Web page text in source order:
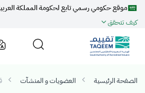
موقع حكومي رسمي تابع لحكومة المملكة
كيف تتحقق
الصفحة الرئيسية العضويات و المنشآت